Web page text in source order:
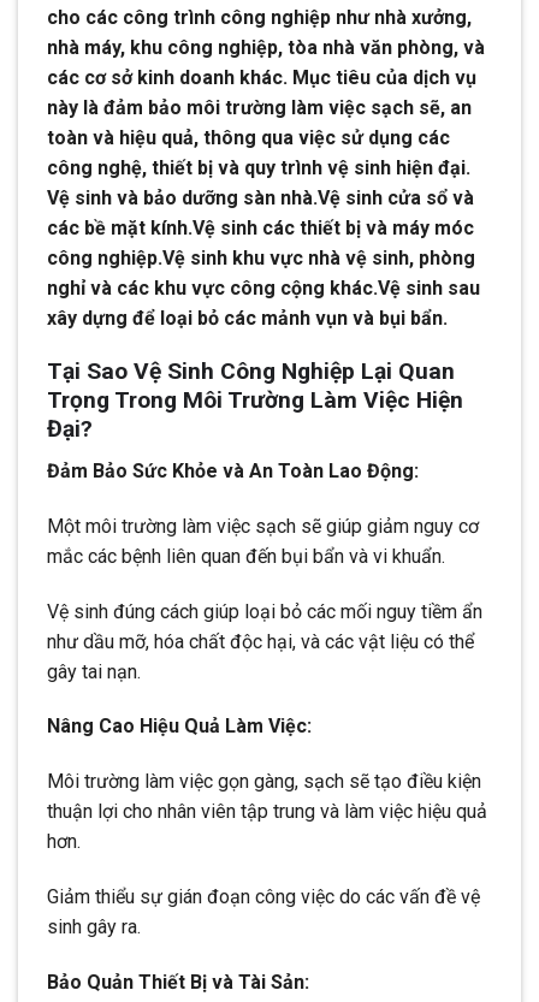
cho các công trình công nghiệp như nhà xưởng,
nhà máy, khu công nghiệp, tòa nhà văn phòng, và
các cơ sở kinh doanh khác. Mục tiêu của dịch vụ
này là đảm bảo môi trường làm việc sạch sẽ, an
toàn và hiệu quả, thông qua việc sử dụng các
công nghệ, thiết bị và quy trình vệ sinh hiện đại.
Vệ sinh và bảo dưỡng sàn nhà.Vệ sinh cửa sổ và
các bề mặt kính.Vệ sinh các thiết bị và máy móc
công nghiệp.Vệ sinh khu vực nhà vệ sinh, phòng
nghỉ và các khu vực công cộng khác.Vệ sinh sau
xây dựng để loại bỏ các mảnh vụn và bụi bẩn.
Tại Sao Vệ Sinh Công Nghiệp Lại Quan
Trọng Trong Môi Trường Làm Việc Hiện
Đại?
Đảm Bảo Sức Khỏe và An Toàn Lao Động:
Một môi trường làm việc sạch sẽ giúp giảm nguy cơ
mắc các bệnh liên quan đến bụi bẩn và vi khuẩn.
Vệ sinh đúng cách giúp loại bỏ các mối nguy tiềm ẩn
như dầu mỡ, hóa chất độc hại, và các vật liệu có thể
gây tai nạn.
Nâng Cao Hiệu Quả Làm Việc:
Môi trường làm việc gọn gàng, sạch sẽ tạo điều kiện
thuận lợi cho nhân viên tập trung và làm việc hiệu quả
hơn.
Giảm thiểu sự gián đoạn công việc do các vấn đề vệ
sinh gây ra.
Bảo Quản Thiết Bị và Tài Sản: